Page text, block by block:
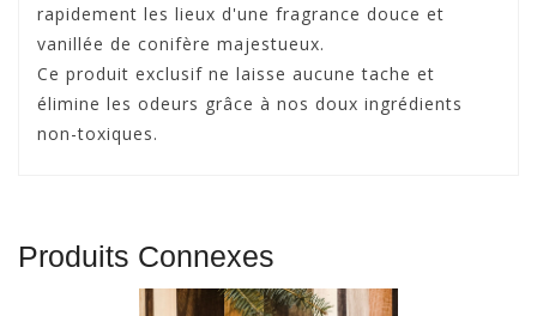
rapidement les lieux d'une fragrance douce et
vanillée de conifère majestueux.
Ce produit exclusif ne laisse aucune tache et
élimine les odeurs grâce à nos doux ingrédients
non-toxiques.
Produits Connexes